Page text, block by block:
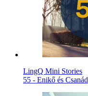
LingQ Mini Stories
55 - Enikő és Csanád